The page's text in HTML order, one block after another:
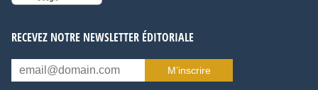
RECEVEZ NOTRE NEWSLETTER ÉDITORIALE
M’inscrire